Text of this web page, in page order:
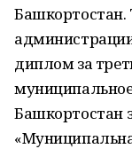
Башкортостан.
диплом за
Башкортостан